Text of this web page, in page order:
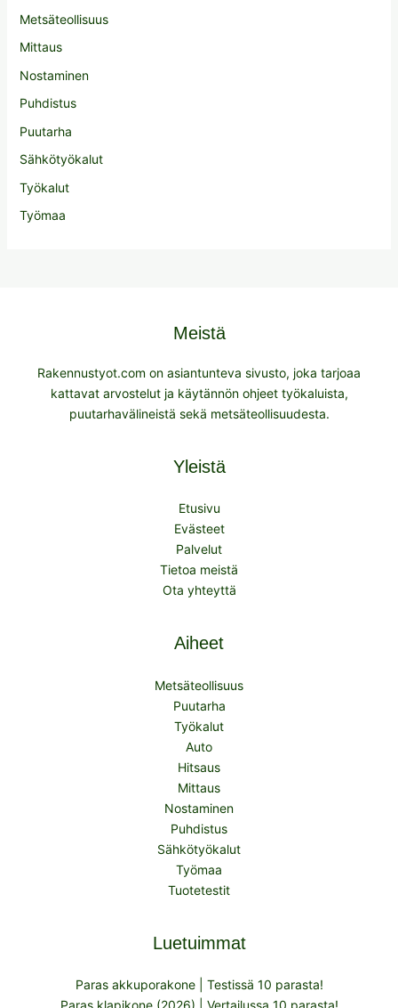
Metsäteollisuus
Mittaus
Nostaminen
Puhdistus
Puutarha
Sähkötyökalut
Työkalut
Työmaa
Meistä
Rakennustyot.com on asiantunteva sivusto, joka tarjoaa
kattavat arvostelut ja käytännön ohjeet työkaluista,
puutarhavälineistä sekä metsäteollisuudesta.
Yleistä
Etusivu
Evästeet
Palvelut
Tietoa meistä
Ota yhteyttä
Aiheet
Metsäteollisuus
Puutarha
Työkalut
Auto
Hitsaus
Mittaus
Nostaminen
Puhdistus
Sähkötyökalut
Työmaa
Tuotetestit
Luetuimmat
Paras akkuporakone | Testissä 10 parasta!
Paras klapikone (2026) | Vertailussa 10 parasta!